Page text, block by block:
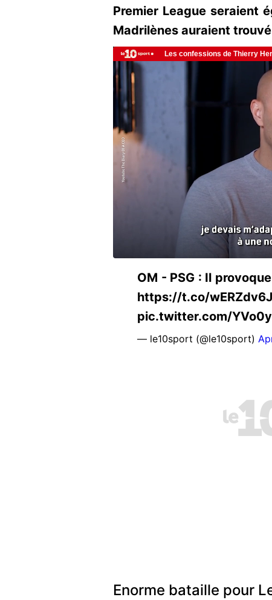
Premier League seraient
Madrilènes auraient
OM - PSG : Il
https://t.co/
pic.twitter.com/
— le10sport (@le10sport)
Enorme bataille pour